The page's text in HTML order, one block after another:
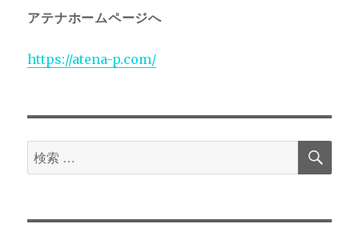
アテナホームページへ
https://atena-p.com/
検
索
象:
検